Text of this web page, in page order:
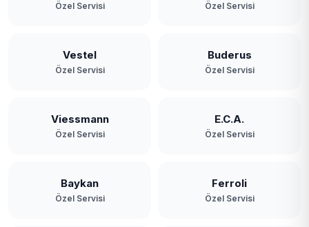
Özel Servisi Özel Servisi
Vestel
Özel Servisi
Buderus
Özel Servisi
Viessmann
Özel Servisi
E.C.A.
Özel Servisi
Baykan
Özel Servisi
Ferroli
Özel Servisi